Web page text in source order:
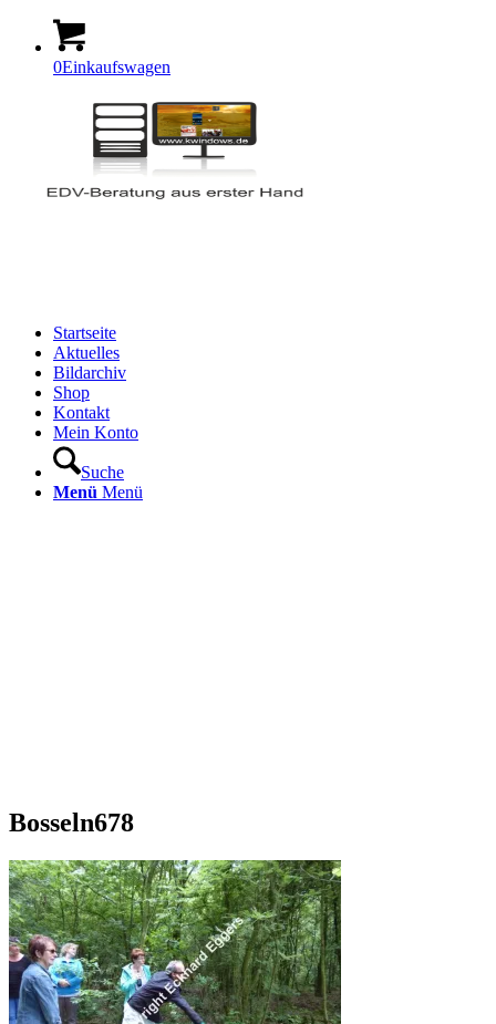
0Einkaufswagen
Startseite
Aktuelles
Bildarchiv
Shop
Kontakt
Mein Konto
Suche
Menü Menü
Bosseln678